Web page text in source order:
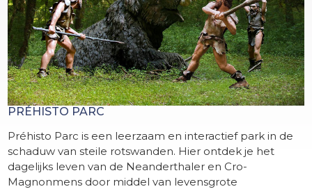
PRÉHISTO PARC
Préhisto Parc is een leerzaam en interactief park in de
schaduw van steile rotswanden. Hier ontdek je het
dagelijks leven van de Neanderthaler en Cro-
Magnonmens door middel van levensgrote